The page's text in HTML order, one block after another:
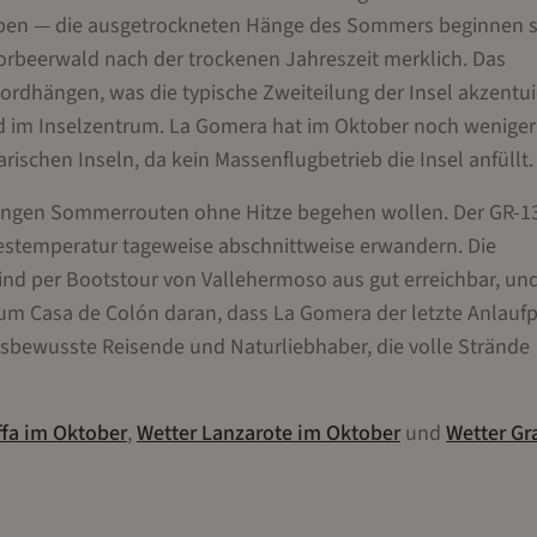
— die ausgetrockneten Hänge des Sommers beginnen
nach der trockenen Jahreszeit merklich. Das
was die typische Zweiteilung der Insel
Inselzentrum. La Gomera hat im Oktober noch weniger
Inseln, da kein Massenflugbetrieb die Insel anfüllt.
Sommerrouten ohne Hitze begehen wollen. Der GR-
tageweise abschnittweise erwandern. Die
per Bootstour von Vallehermoso aus gut erreichbar,
Casa de Colón daran, dass La Gomera der letzte
Reisende und Naturliebhaber, die volle Strände
imOktober,WetterLanzaroteimOktoberund Wetter